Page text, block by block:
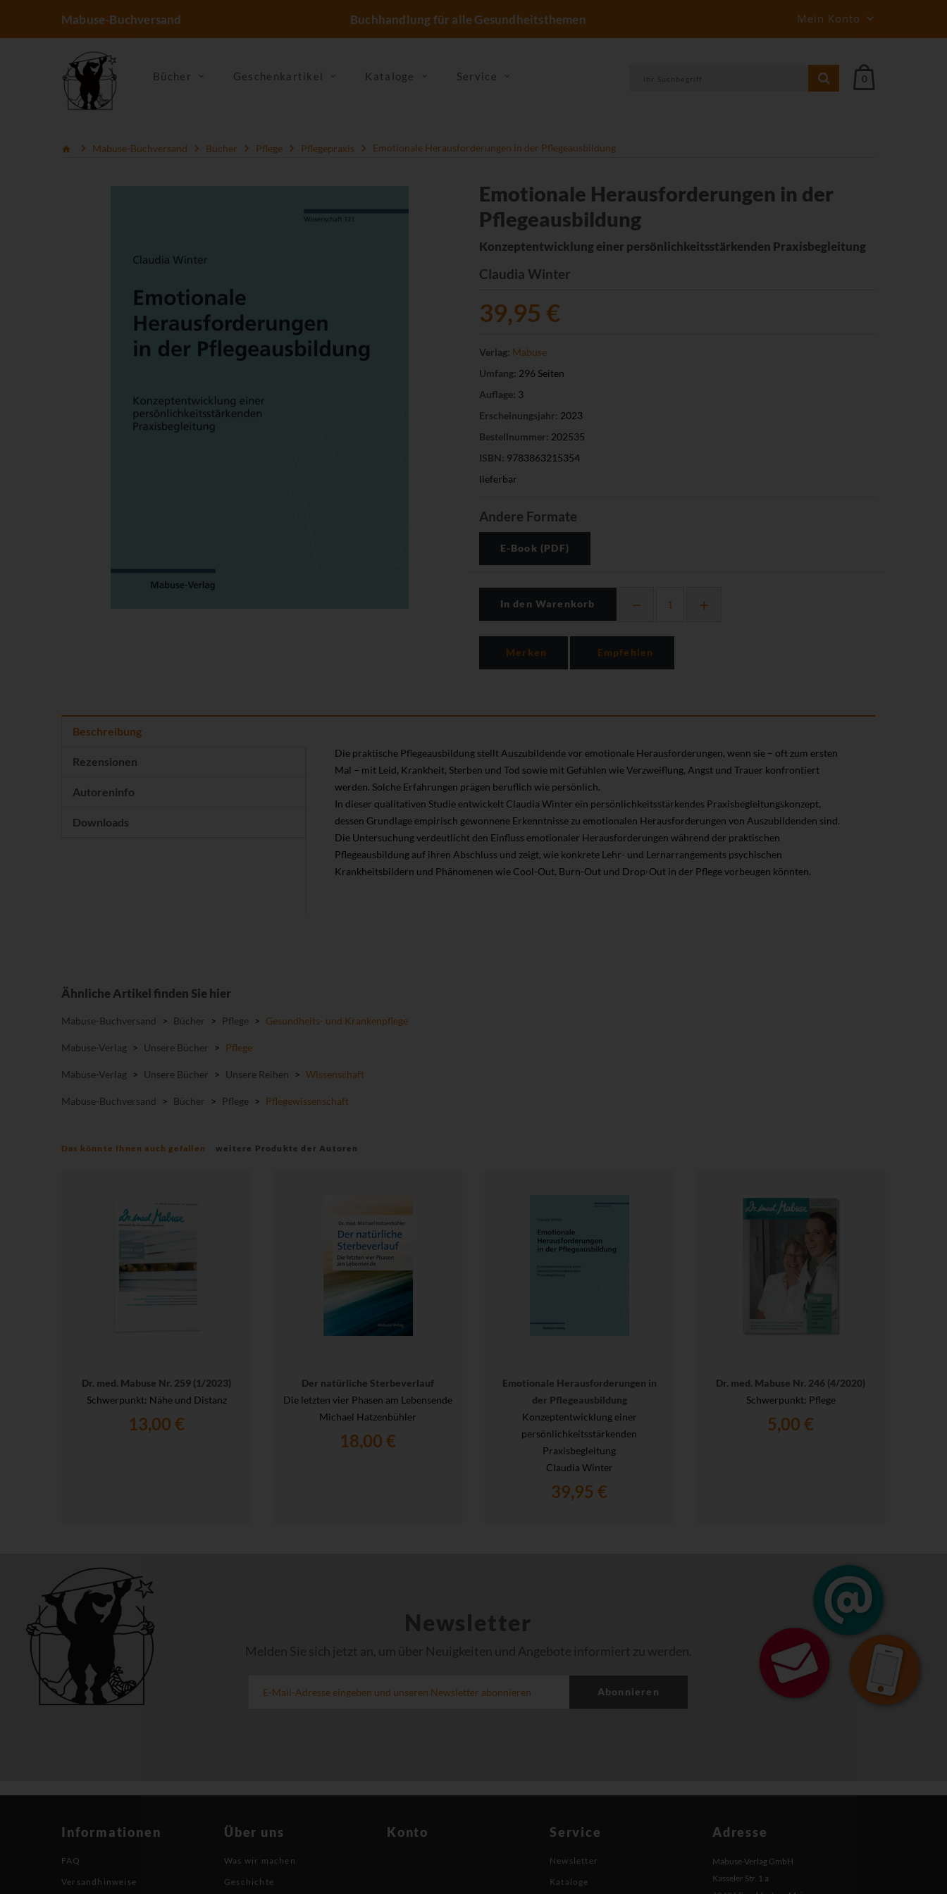
Mabuse-Buchversand Buchhandlung für alle Gesundheitsthemen Mein Konto
Bücher Geschenkartikel Kataloge Service 0
Mabuse-Buchversand Bücher Pflege Pflegepraxis Emotionale Herausforderungen in der Pflegeausbildung
Emotionale Herausforderungen in der
Pflegeausbildung
Konzeptentwicklung einer persönlichkeitsstärkenden Praxisbegleitung
Claudia Winter
39,95 €
Verlag: Mabuse
Umfang: 296 Seiten
Auflage: 3
Erscheinungsjahr: 2023
Bestellnummer: 202535
ISBN: 9783863215354
lieferbar
Andere Formate
E-Book (PDF)
In den Warenkorb
Merken Empfehlen
Beschreibung
Rezensionen
Autoreninfo
Downloads
Die praktische Pflegeausbildung stellt Auszubildende vor emotionale Herausforderungen, wenn sie – oft zum ersten
Mal – mit Leid, Krankheit, Sterben und Tod sowie mit Gefühlen wie Verzweiflung, Angst und Trauer konfrontiert
werden. Solche Erfahrungen prägen beruflich wie persönlich.
In dieser qualitativen Studie entwickelt Claudia Winter ein persönlichkeitsstärkendes Praxisbegleitungskonzept,
dessen Grundlage empirisch gewonnene Erkenntnisse zu emotionalen Herausforderungen von Auszubildenden sind.
Die Untersuchung verdeutlicht den Einfluss emotionaler Herausforderungen während der praktischen
Pflegeausbildung auf ihren Abschluss und zeigt, wie konkrete Lehr- und Lernarrangements psychischen
Krankheitsbildern und Phänomenen wie Cool-Out, Burn-Out und Drop-Out in der Pflege vorbeugen könnten.
Ähnliche Artikel finden Sie hier
Mabuse-Buchversand > Bücher > Pflege > Gesundheits- und Krankenpflege
Mabuse-Verlag > Unsere Bücher > Pflege
Mabuse-Verlag > Unsere Bücher > Unsere Reihen > Wissenschaft
Mabuse-Buchversand > Bücher > Pflege > Pflegewissenschaft
Das könnte Ihnen auch gefallen weitere Produkte der Autoren
Dr. med. Mabuse Nr. 259 (1/2023)
Schwerpunkt: Nähe und Distanz
13,00 €
Der natürliche Sterbeverlauf
Die letzten vier Phasen am Lebensende
Michael Hatzenbühler
18,00 €
Emotionale Herausforderungen in
der Pflegeausbildung
Konzeptentwicklung einer
persönlichkeitsstärkenden
Praxisbegleitung
Claudia Winter
39,95 €
Dr. med. Mabuse Nr. 246 (4/2020)
Schwerpunkt: Pflege
5,00 €
Newsletter
Melden Sie sich jetzt an, um über Neuigkeiten und Angebote informiert zu werden.
Abonnieren
Informationen
FAQ
Versandhinweise
Über uns
Was wir machen
Geschichte
Konto Service
Newsletter
Kataloge
Adresse
Mabuse-Verlag GmbH
Kasseler Str. 1 a